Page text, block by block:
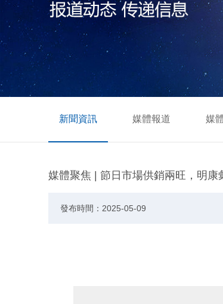
新聞資訊 媒體報道 媒
媒體聚焦 | 節日市場供銷兩旺，明康
發布時間：2025-05-09